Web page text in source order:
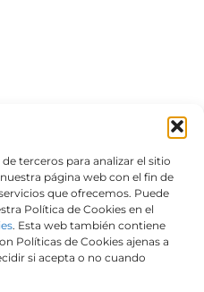
terceros para analizar el sitio
página web con el fin de
que ofrecemos. Puede
Política de Cookies en el
. Esta web también contiene
Políticas de Cookies ajenas a
si acepta o no cuando